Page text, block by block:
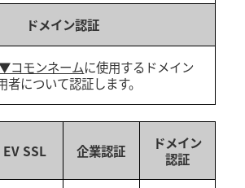
ドメイン認証
コモンネームに使用するドメイン
者について認証します。
EV SSL 企業認証
ドメイン
認証